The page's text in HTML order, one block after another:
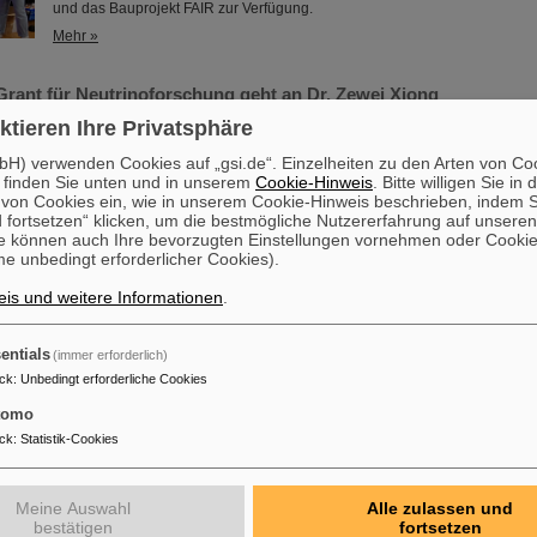
und das Bauprojekt FAIR zur Verfügung.
Mehr »
für Neutrinoforschung geht an Dr. Zewei Xiong
Dr. Zewei Xiong wird mit dem renommierten ERC Starting Grant des
Forschungsrats (European Research Council, ERC) ausgezeichnet. Das
der europaweit wichtigsten Forschungspreise, der sich an talentierte
Nachwuchswissenschaftler*innen in einem frühen Karrierestadium
der Arbeitsgruppenleitung auszuschöpfen. Dr. Zewei Xiong ist derzeit als
Abteilung Nukleare Astrophysik und Struktur des GSI Helmholtzzentrums ...
Mehr »
ESA und FAIR veranstalten gemeinsame Summer
Strahlung
erstklassigen Ausbildungsprogramm und seiner hochkarätigen Expertise,
globales Netzwerk, zieht das Fortbildungsangebot für
Ihre Privatsphäre
verwenden Cookies auf „gsi.de“. Einzelheiten zu den Arten von
Sie unten und in unserem Cookie-Hinweis . Bitte willigen Sie in
Cookies ein, wie in unserem Cookie-Hinweis beschrieben, indem
fortsetzen“ klicken, um die bestmögliche Nutzererfahrung auf
können auch Ihre bevorzugten Einstellungen vornehmen oder
unbedingt erforderlicher Cookies).
und weitere Informationen
(immer erforderlich)
: Unbedingt erforderliche Cookies
: Statistik-Cookies
Meine Auswahl
bestätigen
Alle zulassen und
fortsetzen